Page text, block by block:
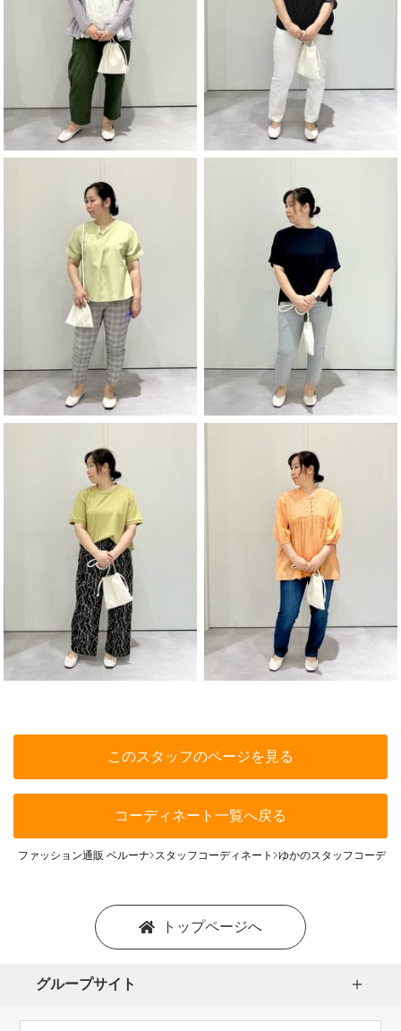
このスタッフのページを見る
コーディネート一覧へ戻る
ファッション通販 ベルーナ スタッフコーディネート ゆかのスタッフコーディ
トップページへ
グループサイト